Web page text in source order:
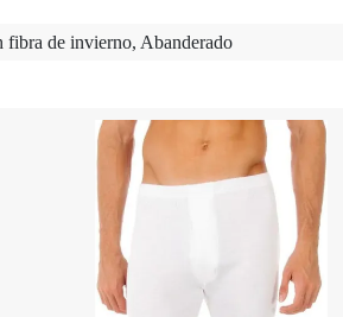
de invierno, Abanderado